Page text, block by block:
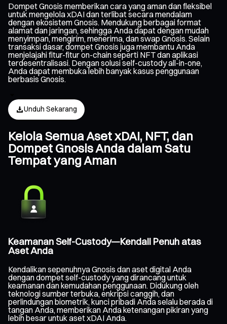
Dompet Gnosis memberikan cara yang aman dan fleksibel
untuk mengelola xDAI dan terlibat secara mendalam
dengan ekosistem Gnosis. Mendukung berbagai format
alamat dan jaringan, sehingga Anda dapat dengan mudah
menyimpan, mengirim, menerima, dan swap Gnosis. Selain
transaksi dasar, dompet Gnosis juga membantu Anda
menjelajahi fitur-fitur on-chain seperti NFT dan aplikasi
terdesentralisasi. Dengan solusi self-custody all-in-one,
Anda dapat membuka lebih banyak kasus penggunaan
berbasis Gnosis.
Unduh Sekarang
Kelola Semua Aset xDAI, NFT, dan
Dompet Gnosis Anda dalam Satu
Tempat yang Aman
Keamanan Self-Custody—Kendali Penuh atas
Aset Anda
Kendalikan sepenuhnya Gnosis dan aset digital Anda
dengan dompet self-custody yang dirancang untuk
keamanan dan kemudahan penggunaan. Didukung oleh
teknologi sumber terbuka, enkripsi canggih, dan
perlindungan biometrik, kunci pribadi Anda selalu berada di
tangan Anda, memberikan Anda ketenangan pikiran yang
lebih besar untuk aset xDAI Anda.